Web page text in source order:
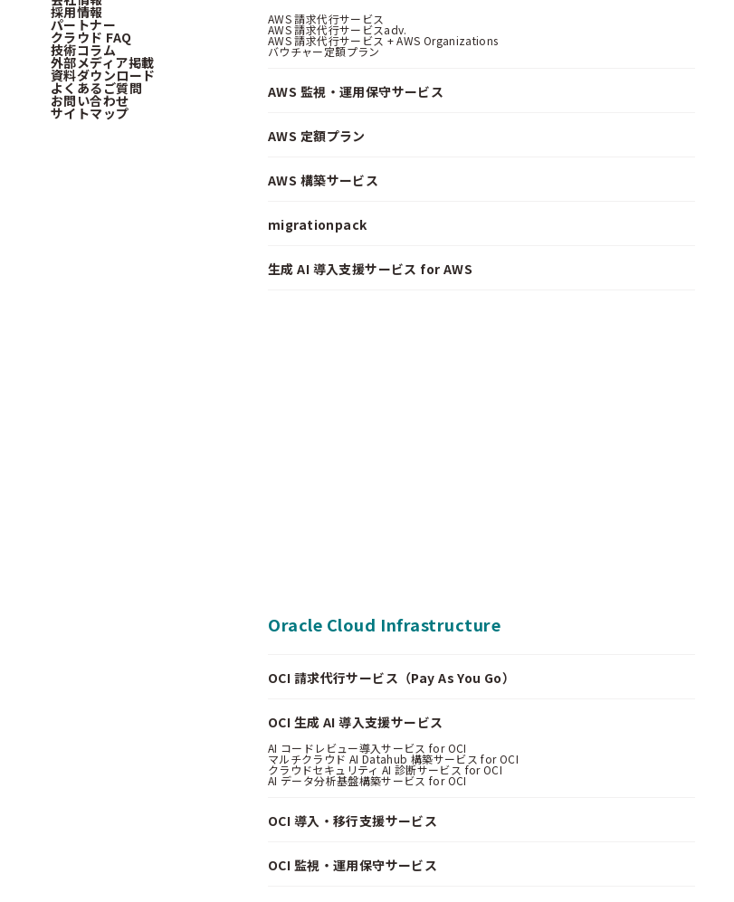
採用情報
パートナー
クラウド FAQ
技術コラム
外部メディア掲載
資料ダウンロード
よくあるご質問
お問い合わせ
サイトマップ
AWS 請求代行サービス
AWS 請求代行サービスadv.
AWS 請求代行サービス + AWS Organizations
バウチャー定額プラン
AWS 監視・運用保守サービス
AWS 定額プラン
AWS 構築サービス
migrationpack
生成 AI 導入支援サービス for AWS
Oracle Cloud Infrastructure
OCI 請求代行サービス（Pay As You Go）
OCI 生成 AI 導入支援サービス
AI コードレビュー導入サービス for OCI
マルチクラウド AI Datahub 構築サービス for OCI
クラウドセキュリティ AI 診断サービス for OCI
AI データ分析基盤構築サービス for OCI
OCI 導入・移行支援サービス
OCI 監視・運用保守サービス